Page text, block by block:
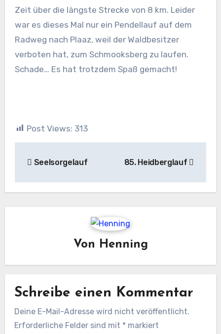
Zeit über die längste Strecke von 8 km. Leider
war es dieses Mal nur ein Pendellauf auf dem
Radweg nach Plaaz, weil der Waldbesitzer
verboten hat, zum Schmooksberg zu laufen.
Schade… Es hat trotzdem Spaß gemacht!
Post Views: 313
Seelsorgelauf 85. Heidberglauf
Von Henning
Schreibe einen Kommentar
Deine E-Mail-Adresse wird nicht veröffentlicht.
Erforderliche Felder sind mit * markiert